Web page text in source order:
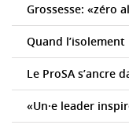
Grossesse: «zéro
Quand
Le ProSA s’ancre
«Un·e leader